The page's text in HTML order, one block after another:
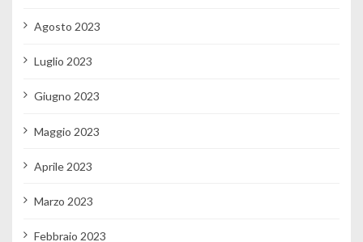
Agosto 2023
Luglio 2023
Giugno 2023
Maggio 2023
Aprile 2023
Marzo 2023
Febbraio 2023